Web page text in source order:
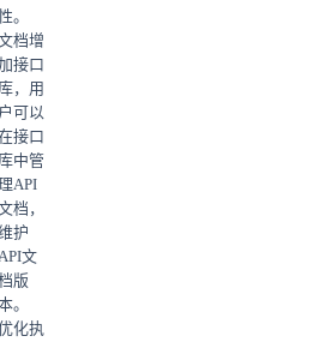
。
档增
接口
，用
可以
接口
中管
API
档，
护
文
版
。
化执